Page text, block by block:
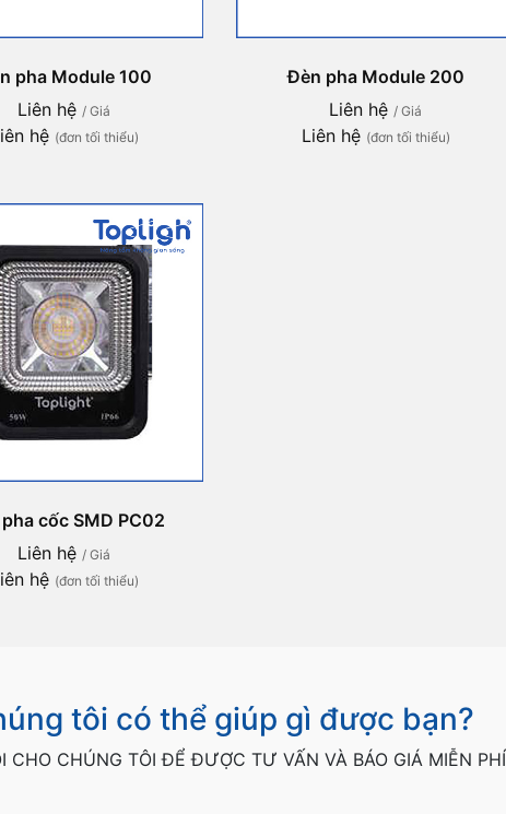
pha Module 100
Liên hệ / Giá
hệ (đơn tối thiểu)
Đèn pha Module 200
Liên hệ / Giá
Liên hệ (đơn tối thiểu)
cốc SMD PC02
Liên hệ / Giá
hệ (đơn tối thiểu)
tôi có thể giúp gì được bạn?
CHO CHÚNG TÔI ĐỂ ĐƯỢC TƯ VẤN VÀ BÁO GIÁ MIỄN PHÍ